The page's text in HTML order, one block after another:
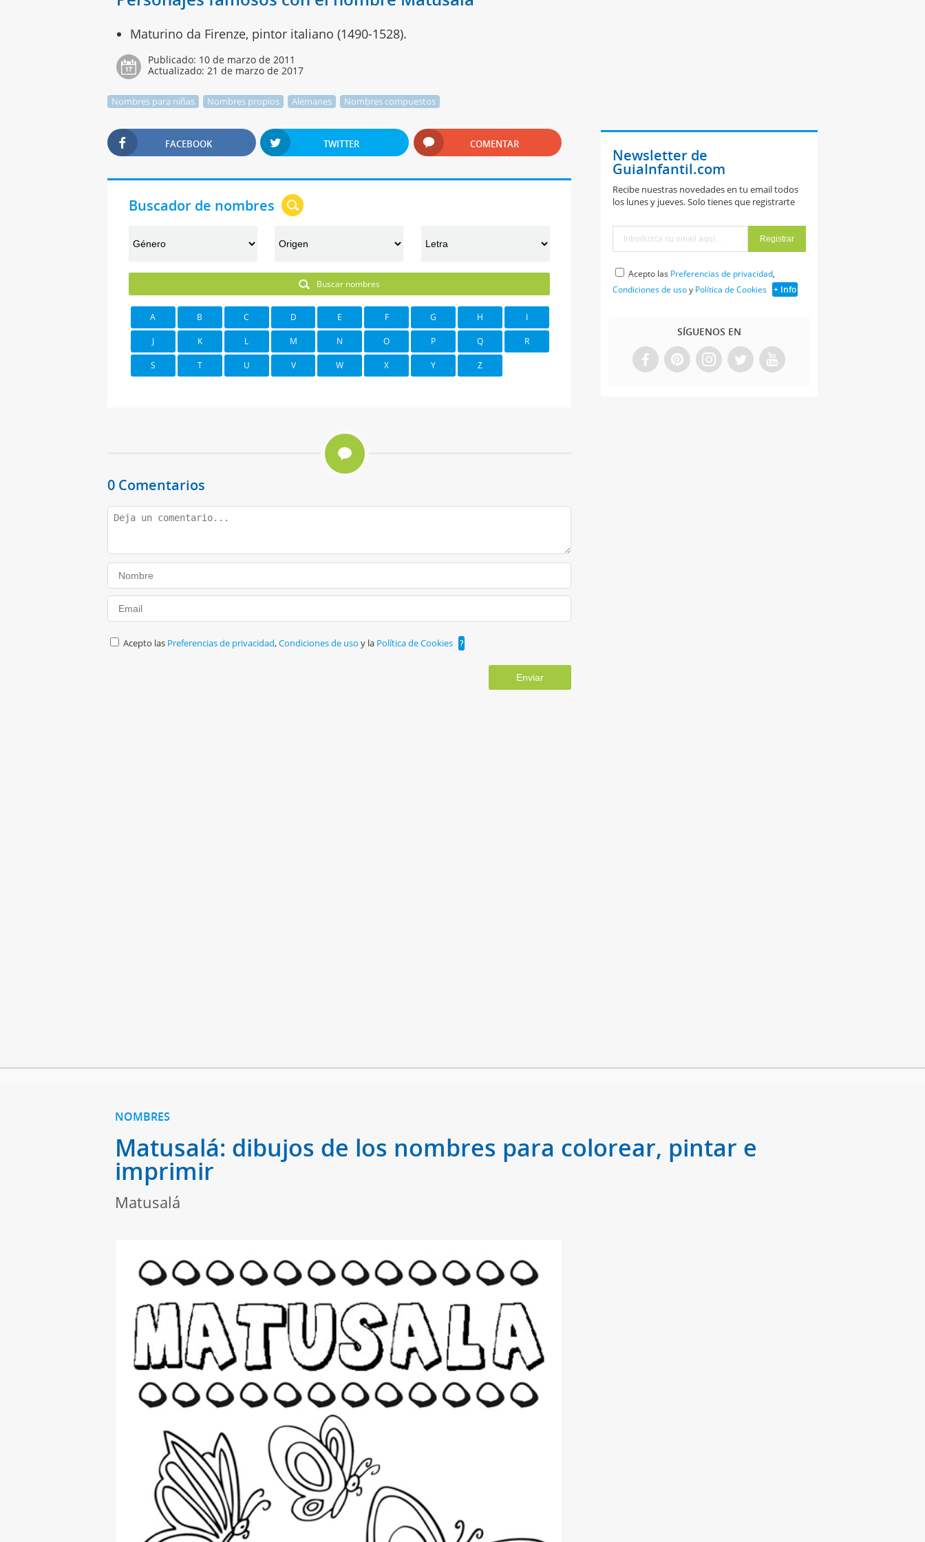
Maturino da Firenze, pintor italiano (1490-1528).
Publicado: 10 de marzo de 2011
Actualizado: 21 de marzo de 2017
Nombres para niñas Nombres propios Alemanes Nombres compuestos
FACEBOOK TWITTER COMENTAR
Buscador de nombres
Buscar nombres
A B C D E F G H I
J K L M N O P Q R
S T U V W X Y Z
0 Comentarios
Acepto las Preferencias de privacidad,Condiciones de uso y la Política de Cookies ?
Enviar
Newsletter de
GuiaInfantil.com
Recibe nuestras novedades en tu email todos
los lunes y jueves. Solo tienes que registrarte
Acepto las Preferencias de privacidad,
Condiciones de usoy Política de Cookies + Info
SÍGUENOS EN
NOMBRES
Matusalá: dibujos de los nombres para colorear, pintar e
imprimir
Matusalá